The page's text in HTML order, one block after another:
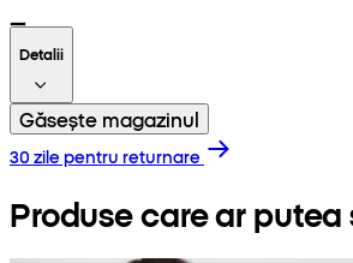
Detalii
Găsește magazinul
30 zile pentru returnare
Produse care ar